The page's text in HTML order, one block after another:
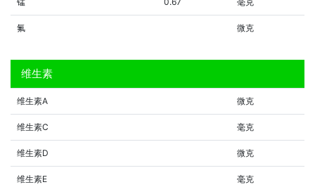
氟 微克
维生素
维生素A 微克
维生素C 毫克
维生素D 微克
维生素E 毫克